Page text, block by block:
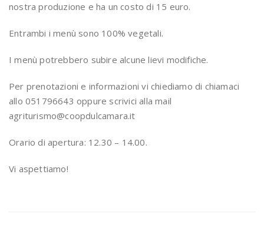
nostra produzione e ha un costo di 15 euro.
Entrambi i menù sono 100% vegetali.
I menù potrebbero subire alcune lievi modifiche.
Per prenotazioni e informazioni vi chiediamo di chiamaci
allo 051796643 oppure scrivici alla mail
agriturismo@coopdulcamara.it
Orario di apertura: 12.30 – 14.00.
Vi aspettiamo!